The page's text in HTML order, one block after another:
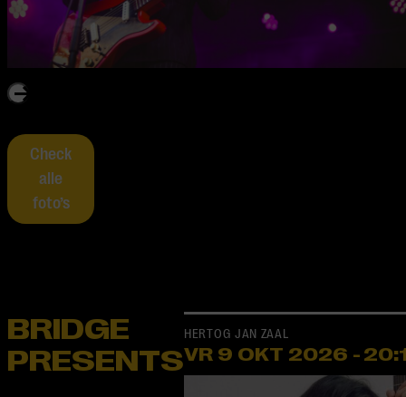
Check
alle
foto’s
BRIDGE
PRESENTS
HERTOG JAN ZAAL
VR 9 OKT 2026 -